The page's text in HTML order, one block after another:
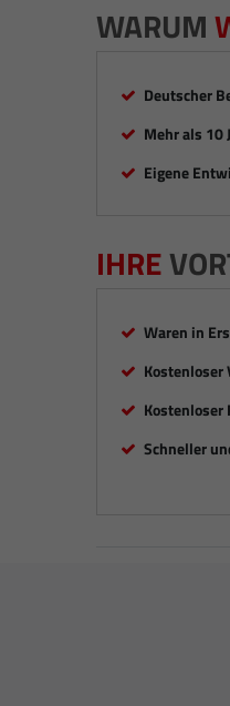
WARUM
Deutscher
Mehr als 10
Eigene
IHRE
Waren in
Kostenloser
Kostenloser
Schneller